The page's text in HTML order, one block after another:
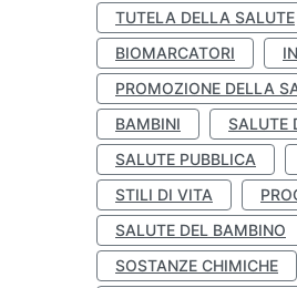
TUTELA DELLA SALUTE
BIOMARCATORI
PROMOZIONE DELLA
BAMBINI
SALUTE
SALUTE PUBBLICA
STILI DI VITA
SALUTE DEL BAMBINO
SOSTANZE CHIMICHE